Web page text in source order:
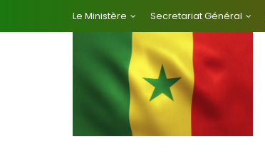
Le Ministère Secretariat Général